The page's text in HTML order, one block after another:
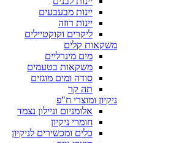
יינות מבעבעים
יינות רוזה
ליקרים וקוקטיילים
משקאות קלים
מים מינרליים
משקאות בטעמים
סודה ומים מוגזים
תה קר
ניקיון ומוצרי ח"פ
אלומניום וניילון נצמד
חומרי ניקיון
כלים ומכשירים לניקיון